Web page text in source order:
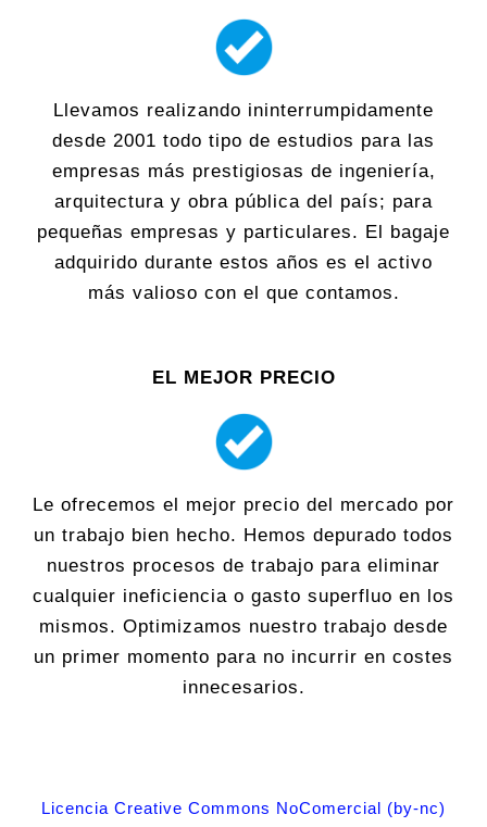
Llevamos realizando ininterrumpidamente
desde 2001 todo tipo de estudios para las
empresas más prestigiosas de ingeniería,
arquitectura y obra pública del país; para
pequeñas empresas y particulares. El bagaje
adquirido durante estos años es el activo
más valioso con el que contamos.
EL MEJOR PRECIO
Le ofrecemos el mejor precio del mercado por
un trabajo bien hecho. Hemos depurado todos
nuestros procesos de trabajo para eliminar
cualquier ineficiencia o gasto superfluo en los
mismos. Optimizamos nuestro trabajo desde
un primer momento para no incurrir en costes
innecesarios.
Licencia Creative Commons NoComercial (by-nc)